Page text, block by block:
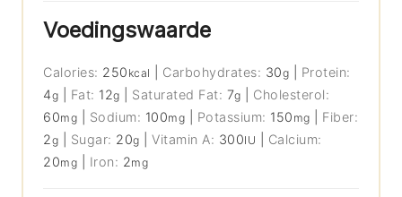
Voedingswaarde
Calories: 250 kcal Carbohydrates: 30g
Protein:
4g Fat: 12g Saturated Fat: 7g
Cholesterol:
60mg Sodium: 100mg Potassium: 150 mg
Fiber:
2g Sugar: 20g |Vitamin A: 300IU
Calcium:
20mg Iron: 2mg